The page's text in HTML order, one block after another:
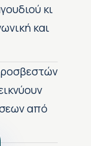
κι
και
από